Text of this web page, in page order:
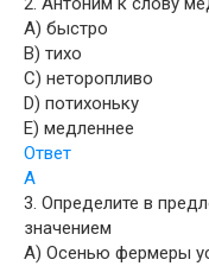
A) быстро
B) тихо
C) неторопливо
D) потихоньку
E) медленнее
Ответ
А
3. Определите в
значением
A) Осенью фермеры